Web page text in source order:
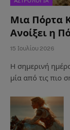
Μια Πόρτα
Ανοίξει η
15 Ιουλίου 2026
Η σημερινή
μία από τις πιο